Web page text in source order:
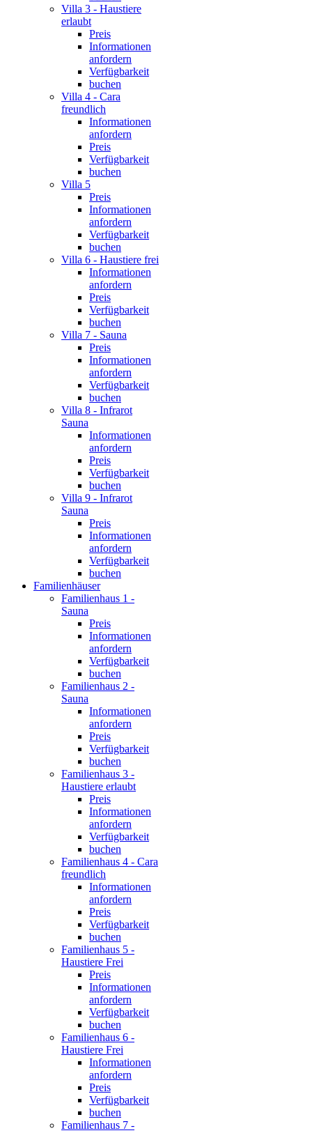
Villa 3 - Haustiere
erlaubt
Preis
Informationen
anfordern
Verfügbarkeit
buchen
Villa 4 - Cara
freundlich
Informationen
anfordern
Preis
Verfügbarkeit
buchen
Villa 5
Preis
Informationen
anfordern
Verfügbarkeit
buchen
Villa 6 - Haustiere frei
Informationen
anfordern
Preis
Verfügbarkeit
buchen
Villa 7 - Sauna
Preis
Informationen
anfordern
Verfügbarkeit
buchen
Villa 8 - Infrarot
Sauna
Informationen
anfordern
Preis
Verfügbarkeit
buchen
Villa 9 - Infrarot
Sauna
Preis
Informationen
anfordern
Verfügbarkeit
buchen
Familienhäuser
Familienhaus 1 -
Sauna
Preis
Informationen
anfordern
Verfügbarkeit
buchen
Familienhaus 2 -
Sauna
Informationen
anfordern
Preis
Verfügbarkeit
buchen
Familienhaus 3 -
Haustiere erlaubt
Preis
Informationen
anfordern
Verfügbarkeit
buchen
Familienhaus 4 - Cara
freundlich
Informationen
anfordern
Preis
Verfügbarkeit
buchen
Familienhaus 5 -
Haustiere Frei
Preis
Informationen
anfordern
Verfügbarkeit
buchen
Familienhaus 6 -
Haustiere Frei
Informationen
anfordern
Preis
Verfügbarkeit
buchen
Familienhaus 7 -